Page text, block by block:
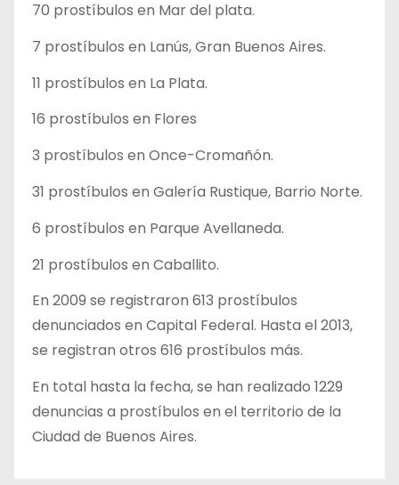
70 prostíbulos en Mar del plata.
7 prostíbulos en Lanús, Gran Buenos Aires.
11 prostíbulos en La Plata.
16 prostíbulos en Flores
3 prostíbulos en Once-Cromañón.
31 prostíbulos en Galería Rustique, Barrio Norte.
6 prostíbulos en Parque Avellaneda.
21 prostíbulos en Caballito.
En 2009 se registraron 613 prostíbulos
denunciados en Capital Federal. Hasta el 2013,
se registran otros 616 prostíbulos más.
En total hasta la fecha, se han realizado 1229
denuncias a prostíbulos en el territorio de la
Ciudad de Buenos Aires.